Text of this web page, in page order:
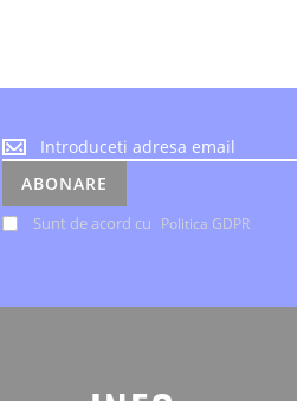
Noutatile
despre
evenimente
si
primesti
Sunt de acord cu Politica GDPR
ABONARE